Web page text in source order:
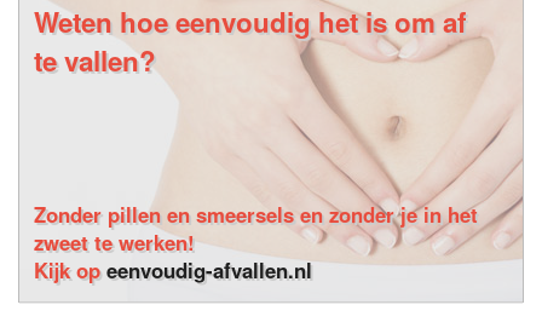
Weten hoe eenvoudig het is om af
te vallen?
Zonder pillen en smeersels en zonder je in het
zweet te werken!
Kijk opeenvoudig-afvallen.nl